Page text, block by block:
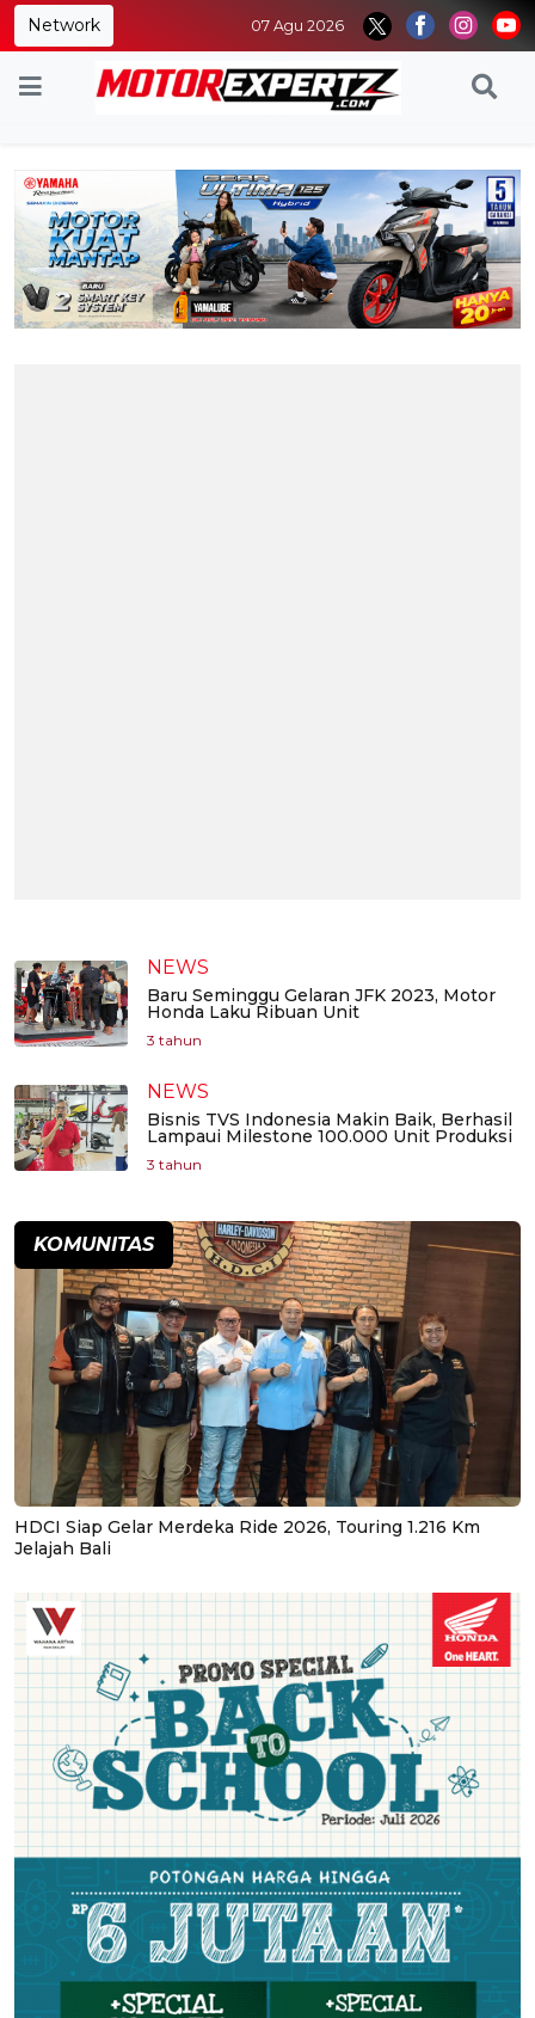
Network 07 Agu 2026
NEWS
Baru Seminggu Gelaran JFK 2023, Motor
Honda Laku Ribuan Unit
3 tahun
NEWS
Bisnis TVS Indonesia Makin Baik, Berhasil
Lampaui Milestone 100.000 Unit Produksi
3 tahun
KOMUNITAS
HDCI Siap Gelar Merdeka Ride 2026, Touring 1.216 Km
Jelajah Bali